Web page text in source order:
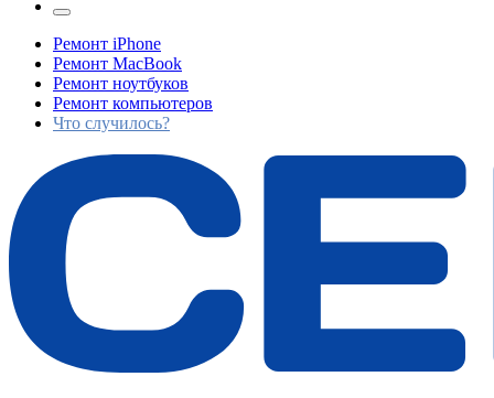
Ремонт iPhone
Ремонт MacBook
Ремонт ноутбуков
Ремонт компьютеров
Что случилось?